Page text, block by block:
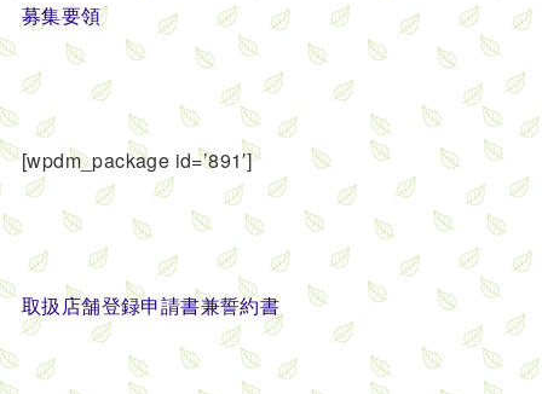
募集要領
[wpdm_package id=’891′]
取扱店舗登録申請書兼誓約書